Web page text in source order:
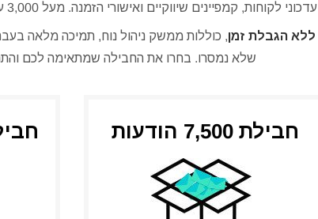
עדכוני לקוחות, קמפיינים שיווקיים ואישורי הזמנה. מעל 3,000 עסקים בישראל כבר סומכים עלינו.
ללא הגבלת זמן, כוללות ממשק ניהול נוח, תמיכה מלאה
שלא נמסרו. בחרו את החבילה שמתאימה לכם
חבילת 7,500 הודעות חבילת